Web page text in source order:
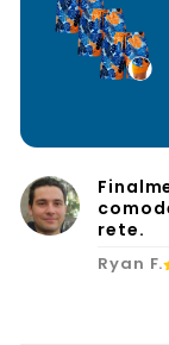
rete.
Ryan F.